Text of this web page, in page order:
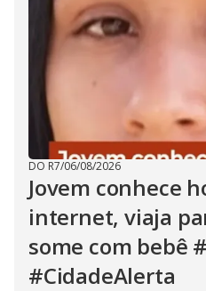
DO R7/06/08/2026
Jovem conhece
internet, viaja
some com bebê
#CidadeAlerta